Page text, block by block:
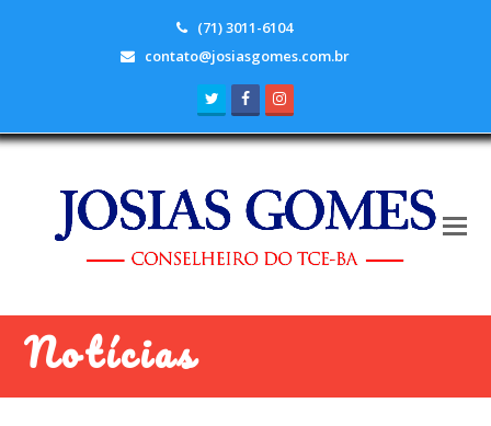
(71) 3011-6104
contato@josiasgomes.com.br
TwitterFacebook
Notícias